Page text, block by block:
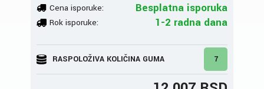
Cena isporuke: Besplatna isporuka
Rok isporuke: 1-2 radna dana
RASPOLOŽIVA KOLIČINA GUMA 7